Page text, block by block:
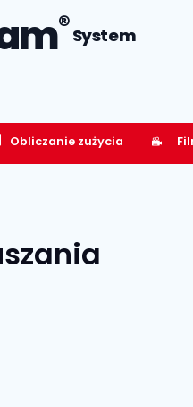
®System
Obliczanie zużycia